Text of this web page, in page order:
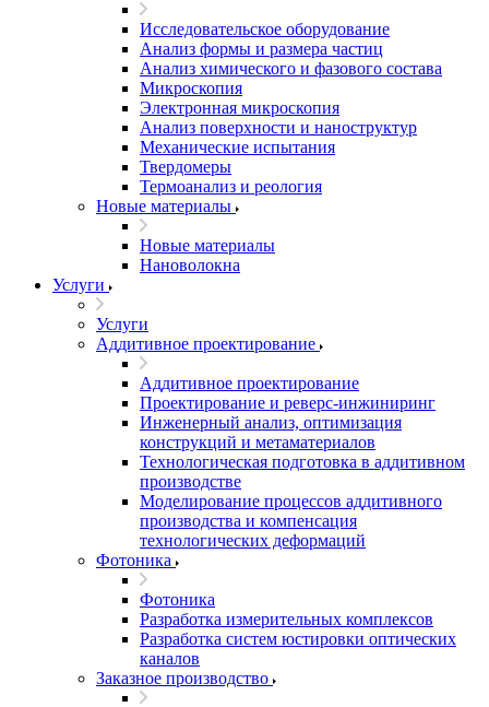
Исследовательское оборудование
Анализ формы и размера частиц
Анализ химического и фазового состава
Микроскопия
Электронная микроскопия
Анализ поверхности и наноструктур
Механические испытания
Твердомеры
Термоанализ и реология
Новые материалы
Новые материалы
Нановолокна
Услуги
Услуги
Аддитивное проектирование
Аддитивное проектирование
Проектирование и реверс-инжиниринг
Инженерный анализ, оптимизация
конструкций и метаматериалов
Технологическая подготовка в аддитивном
производстве
Моделирование процессов аддитивного
производства и компенсация
технологических деформаций
Фотоника
Фотоника
Разработка измерительных комплексов
Разработка систем юстировки оптических
каналов
Заказное производство